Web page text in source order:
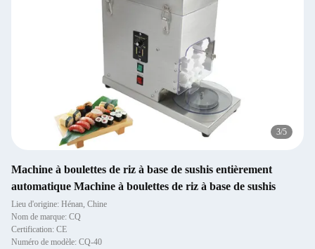
3/5
Machine à boulettes de riz à base de sushis entièrement
automatique Machine à boulettes de riz à base de sushis
Lieu d'origine: Hénan, Chine
Nom de marque: CQ
Certification: CE
Numéro de modèle: CQ-40